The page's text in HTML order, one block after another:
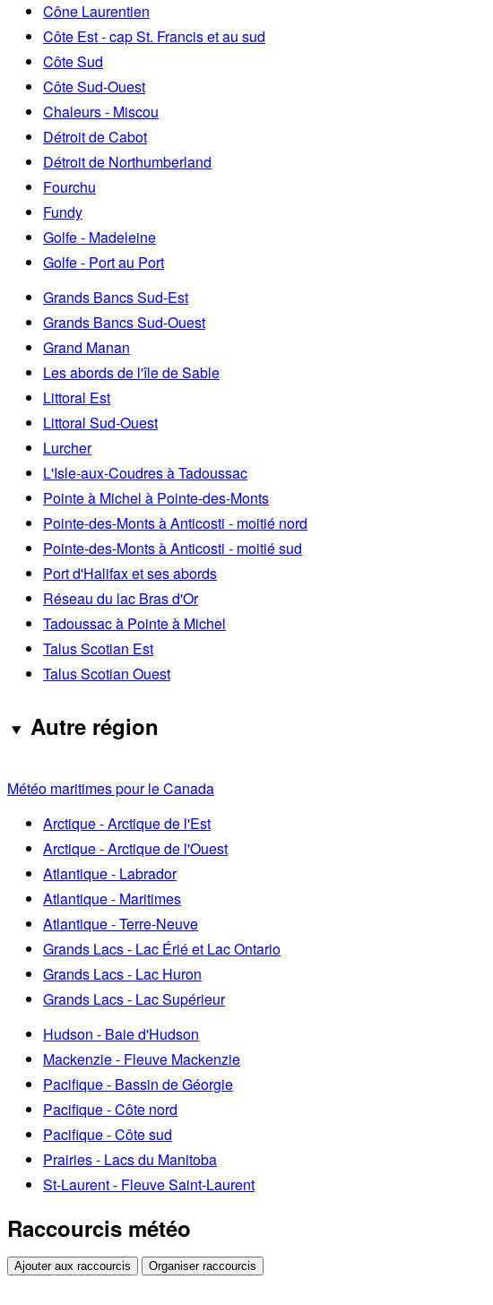
Cône Laurentien
Côte Est - cap St. Francis et au sud
Côte Sud
Côte Sud-Ouest
Chaleurs - Miscou
Détroit de Cabot
Détroit de Northumberland
Fourchu
Fundy
Golfe - Madeleine
Golfe - Port au Port
Grands Bancs Sud-Est
Grands Bancs Sud-Ouest
Grand Manan
Les abords de l'île de Sable
Littoral Est
Littoral Sud-Ouest
Lurcher
L'Isle-aux-Coudres à Tadoussac
Pointe à Michel à Pointe-des-Monts
Pointe-des-Monts à Anticosti - moitié nord
Pointe-des-Monts à Anticosti - moitié sud
Port d'Halifax et ses abords
Réseau du lac Bras d'Or
Tadoussac à Pointe à Michel
Talus Scotian Est
Talus Scotian Ouest
Autre région
Météo maritimes pour le Canada
Arctique - Arctique de l'Est
Arctique - Arctique de l'Ouest
Atlantique - Labrador
Atlantique - Maritimes
Atlantique - Terre-Neuve
Grands Lacs - Lac Érié et Lac Ontario
Grands Lacs - Lac Huron
Grands Lacs - Lac Supérieur
Hudson - Baie d'Hudson
Mackenzie - Fleuve Mackenzie
Pacifique - Bassin de Géorgie
Pacifique - Côte nord
Pacifique - Côte sud
Prairies - Lacs du Manitoba
St-Laurent - Fleuve Saint-Laurent
Raccourcis météo
Ajouter aux raccourcis Organiser raccourcis